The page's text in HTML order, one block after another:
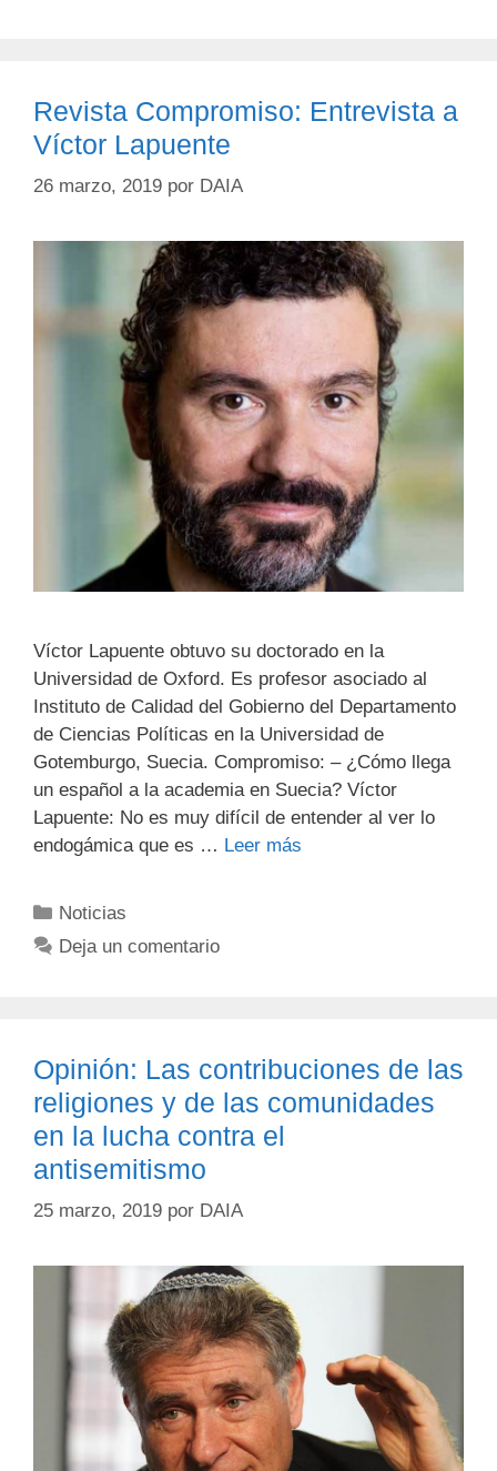
Revista Compromiso: Entrevista a
Víctor Lapuente
26 marzo, 2019 por DAIA
Víctor Lapuente obtuvo su doctorado en la
Universidad de Oxford. Es profesor asociado al
Instituto de Calidad del Gobierno del Departamento
de Ciencias Políticas en la Universidad de
Gotemburgo, Suecia. Compromiso: – ¿Cómo llega
un español a la academia en Suecia? Víctor
Lapuente: No es muy difícil de entender al ver lo
endogámica que es … Leer más
Noticias
Deja un comentario
Opinión: Las contribuciones de las
religiones y de las comunidades
en la lucha contra el
antisemitismo
25 marzo, 2019 por DAIA